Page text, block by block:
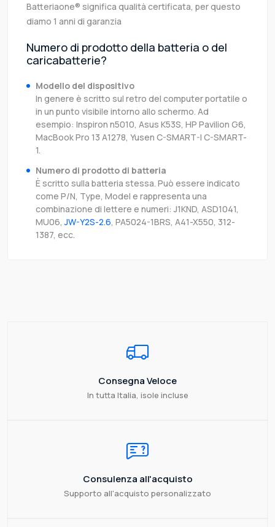
Batteriaone® significa qualità certificata, per questo
diamo 1 anni di garanzia
Numero di prodotto della batteria o del
caricabatterie?
Modello del dispositivo
In genere è scritto sul retro del computer portatile o
in un punto visibile intorno allo schermo. Ad
esempio: Inspiron n5010, Asus K53S, HP Pavilion G6,
MacBook Pro 13 A1278, Yusen C-SMART-I C-SMART-
1.
Numero di prodotto di batteria
È scritto sulla batteria stessa. Può essere indicato
come P/N, Type, Model e rappresenta una
combinazione di lettere e numeri: J1KND, ASD1041,
MU06,JW-Y2S-2.6, PA5024-1BRS, A41-X550, 312-
1387, ecc.
Consegna Veloce
In tutta Italia, isole incluse
Consulenza all'acquisto
Supporto all'acquisto personalizzato